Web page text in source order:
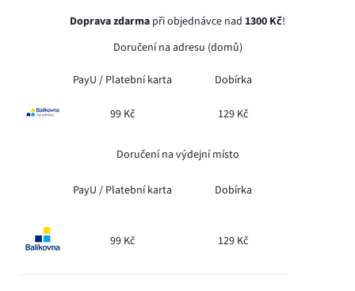
Doprava zdarma při objednávce nad 1300 Kč!
Doručení na adresu (domů)
PayU / Platební karta Dobírka
99 Kč 129 Kč
Doručení na výdejní místo
PayU / Platební karta Dobírka
99 Kč 129 Kč